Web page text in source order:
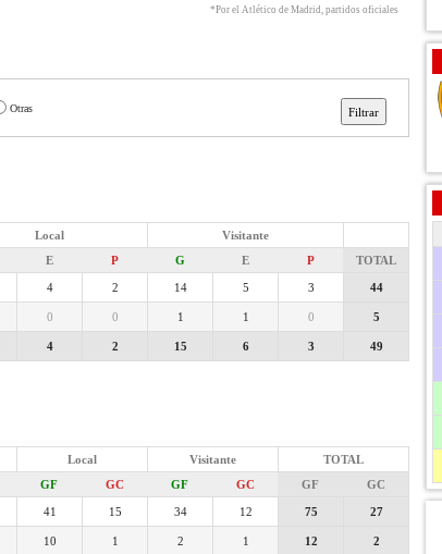
*Por el Atlético de Madrid, partidos oficiales
Otras
Local
Visitante
E P G E P TOTAL
4 2 14 5 3 44
0 0 1 1 0 5
4 2 15 6 3 49
Local Visitante
TOTAL
GF GC GF GC GF GC
41 15 34 12 75 27
10 1 2 1 12 2